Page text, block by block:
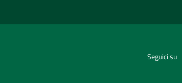
Seguici su